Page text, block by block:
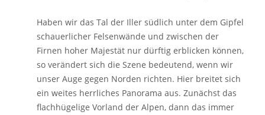
Haben wir das Tal der Iller südlich unter dem Gipfel
schauerlicher Felsenwände und zwischen der
Firnen hoher Majestät nur dürftig erblicken können,
so verändert sich die Szene bedeutend, wenn wir
unser Auge gegen Norden richten. Hier breitet sich
ein weites herrliches Panorama aus. Zunächst das
flachhügelige Vorland der Alpen, dann das immer